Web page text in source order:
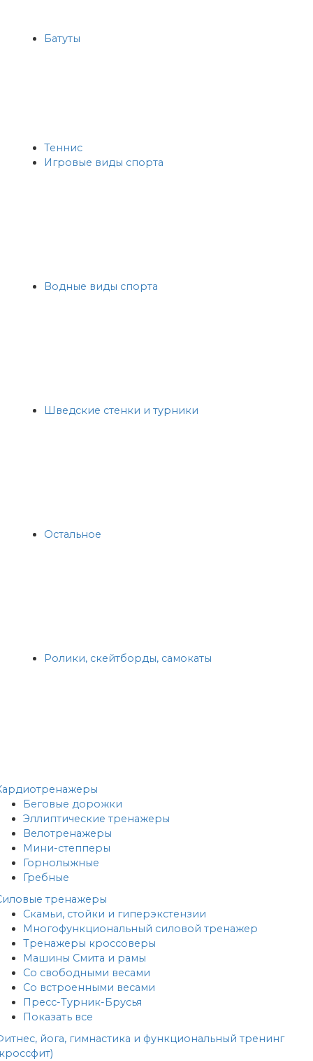
Батуты
Теннис
Игровые виды спорта
Водные виды спорта
Шведские стенки и турники
Остальное
Ролики, скейтборды, самокаты
Беговые дорожки
Эллиптические тренажеры
Велотренажеры
Мини-степперы
Горнолыжные
Гребные
тренажеры
Скамьи, стойки и гиперэкстензии
Многофункциональный силовой тренажер
Тренажеры кроссоверы
Машины Смита и рамы
Со свободными весами
Со встроенными весами
Пресс-Турник-Брусья
Показать все
йога, гимнастика и функциональный тренинг